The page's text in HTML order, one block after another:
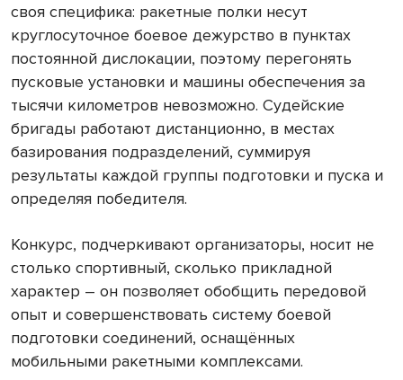
своя специфика: ракетные полки несут
круглосуточное боевое дежурство в пунктах
постоянной дислокации, поэтому перегонять
пусковые установки и машины обеспечения за
тысячи километров невозможно. Судейские
бригады работают дистанционно, в местах
базирования подразделений, суммируя
результаты каждой группы подготовки и пуска и
определяя победителя.
Конкурс, подчеркивают организаторы, носит не
столько спортивный, сколько прикладной
характер – он позволяет обобщить передовой
опыт и совершенствовать систему боевой
подготовки соединений, оснащённых
мобильными ракетными комплексами.